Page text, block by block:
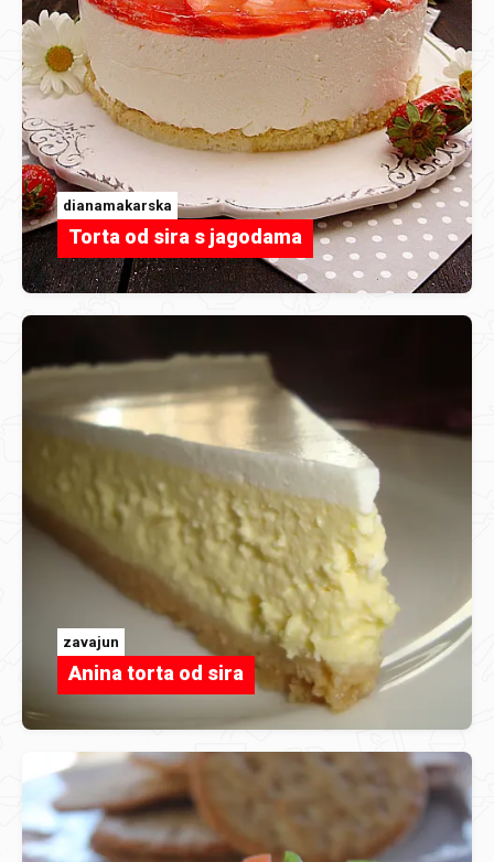
dianamakarska
Torta od sira s jagodama
zavajun
Anina torta od sira